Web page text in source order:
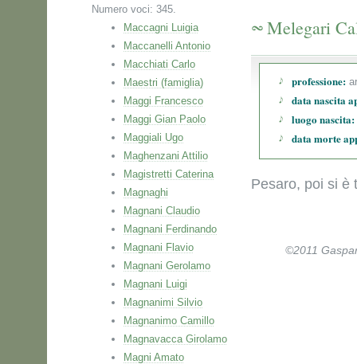
Numero voci: 345.
Maccagni Luigia
Maccanelli Antonio
Macchiati Carlo
Maestri (famiglia)
Maggi Francesco
Maggi Gian Paolo
Maggiali Ugo
Maghenzani Attilio
Magistretti Caterina
Magnaghi
Magnani Claudio
Magnani Ferdinando
Magnani Flavio
Magnani Gerolamo
Magnani Luigi
Magnanimi Silvio
Magnanimo Camillo
Magnavacca Girolamo
Magni Amato
Melegari
professione:
data nascita
luogo nascita:
data morte
Pesaro, poi si è
©2011